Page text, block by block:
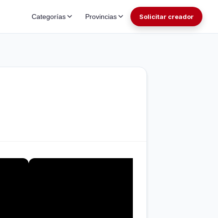
Categorías Provincias Solicitar creador